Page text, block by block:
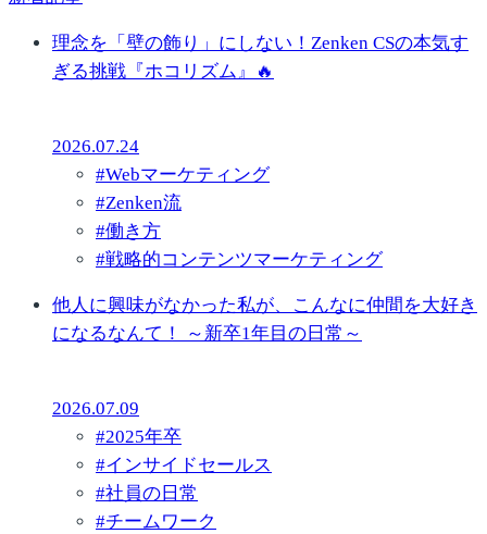
理念を「壁の飾り」にしない！Zenken CSの本気す
ぎる挑戦『ホコリズム』🔥
2026.07.24
#Webマーケティング
#Zenken流
#働き方
#戦略的コンテンツマーケティング
他人に興味がなかった私が、こんなに仲間を大好き
になるなんて！ ～新卒1年目の日常～
2026.07.09
#2025年卒
#インサイドセールス
#社員の日常
#チームワーク